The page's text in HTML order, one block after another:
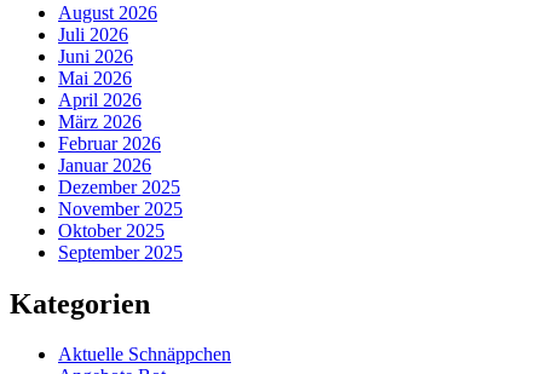
August 2026
Juli 2026
Juni 2026
Mai 2026
April 2026
März 2026
Februar 2026
Januar 2026
Dezember 2025
November 2025
Oktober 2025
September 2025
Kategorien
Aktuelle Schnäppchen